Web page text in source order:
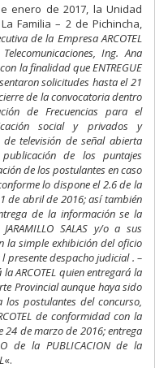
enero de 2017, la Unidad
Familia – 2 de Pichincha,
de la Empresa ARCOTEL
Ing. Ana
la finalidad que ENTREGUE
solicitudes hasta el 21
de la convocatoria dentro
de Frecuencias para el
social y privados y
televisión de señal abierta
de los puntajes
de los postulantes en caso
lo dispone el 2.6 de la
de abril de 2016; así también
de la información se la
SALAS y/o a sus
la simple exhibición del oficio
presente despacho judicial . –
ARCOTEL quien entregará la
Provincial aunque haya sido
postulantes del concurso,
de conformidad con la
24 de marzo de 2016; entrega
de la PUBLICACION de la
«.